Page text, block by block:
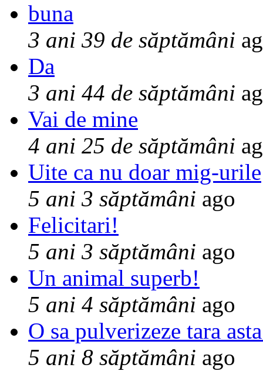
buna
3 ani 39 de săptămâni
Da
3 ani 44 de săptămâni
Vai de mine
4 ani 25 de săptămâni
Uite ca nu doar mig-urile
5 ani 3 săptămâni ago
Felicitari!
5 ani 3 săptămâni ago
Un animal superb!
5 ani 4 săptămâni ago
O sa pulverizeze tara
5 ani 8 săptămâni ago